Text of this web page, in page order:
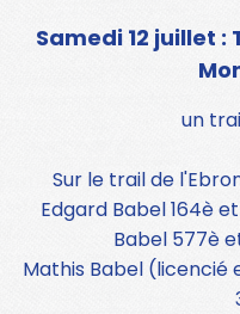
Samedi 12 juillet :
un
Sur le trail de
Edgard Babel 164è
Babel 577è
Mathis Babel (licencié